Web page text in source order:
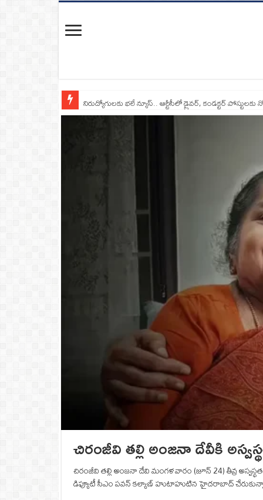
నిరుద్యోగులకు భలే న్యూస్.. ఆర్టీసీలో డ్రైవర్, కండక్టర్‌
చిరంజీవి తల్లి అంజనా దేవీకి
చిరంజీవి తల్లి అంజనా దేవి మంగళవారం (జూన్ 24) తీవ్ర
డిప్యూటీ సీఎం పవన్ కల్యాణ్ హుటాహుటిన హైదరాబాద్